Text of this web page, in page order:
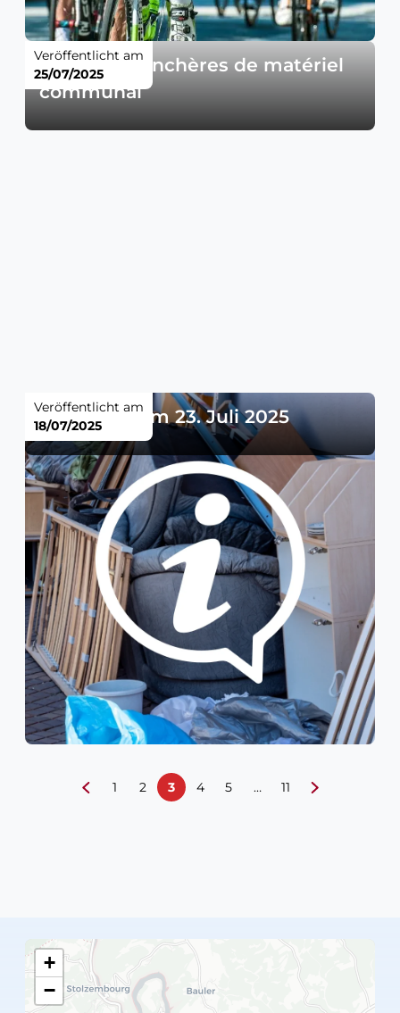
Vente aux enchères de matériel
communal
Veröffentlicht am
25/07/2025
Sperrmüll am 23. Juli 2025
Veröffentlicht am
18/07/2025
1 2 3 4 5 … 11
+
−